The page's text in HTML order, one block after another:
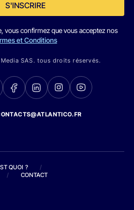
S'INSCRIRE
vous confirmez que vous acceptez nos
et Conditions
SAS. tous droits réservés.
QUOI ?
/
/ CONTACT